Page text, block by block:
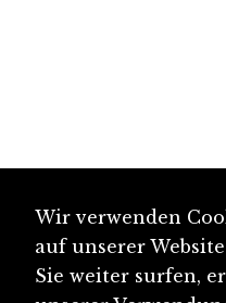
Wir verwenden
auf unserer
Sie weiter surfen,